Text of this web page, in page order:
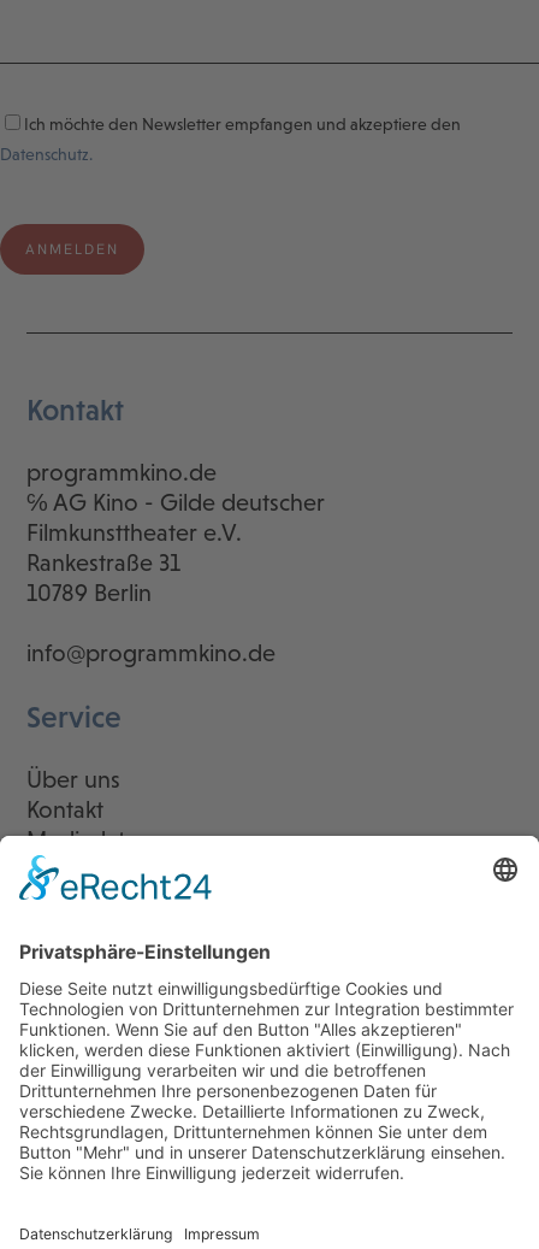
Ich möchte den Newsletter empfangen und akzeptiere den
Datenschutz.
Kontakt
programmkino.de
℅ AG Kino - Gilde deutscher
Filmkunsttheater e.V.
Rankestraße 31
10789 Berlin
info@programmkino.de
Service
Über uns
Kontakt
Mediadaten
Newsletter
LogIn
Legal
Impressum
Datenschutzerklärung
Cookie-Einstellungen